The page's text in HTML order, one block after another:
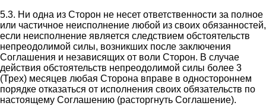
5.3. Ни одна из Сторон не несет ответственности за полное
или частичное неисполнение любой из своих обязанностей,
если неисполнение является следствием обстоятельств
непреодолимой силы, возникших после заключения
Соглашения и независящих от воли Сторон. В случае
действия обстоятельств непреодолимой силы более 3
(Трех) месяцев любая Сторона вправе в одностороннем
порядке отказаться от исполнения своих обязательств по
настоящему Соглашению (расторгнуть Соглашение).